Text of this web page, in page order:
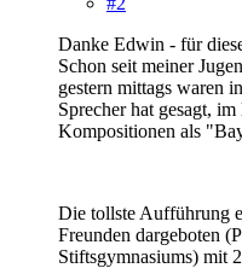
Danke Edwin - für
Schon seit meiner
gestern mittags waren
Sprecher hat gesagt,
Kompositionen als
Die tollste Aufführung
Freunden dargeboten
Stiftsgymnasiums) mit